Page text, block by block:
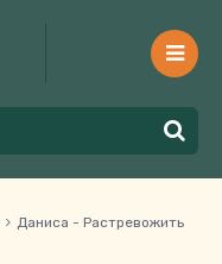
Даниса - Растревожить